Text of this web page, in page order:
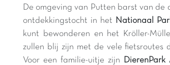
De omgeving van Putten barst van
ontdekkingstocht in het
Nationaal
kunt bewonderen en het Kröller-
zullen blij zijn met de vele fietsroutes
Voor een familie-uitje zijn
DierenPark